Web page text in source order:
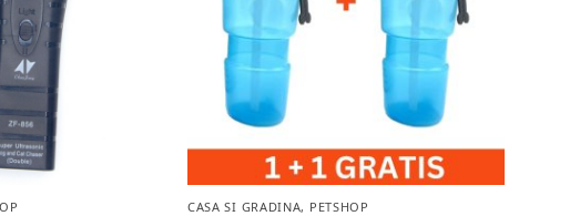
CASA SI GRADINA, PETSHOP